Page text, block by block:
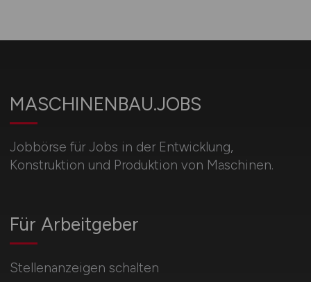
MASCHINENBAU.JOBS
Jobbörse für Jobs in der Entwicklung,
Konstruktion und Produktion von Maschinen.
Für Arbeitgeber
Stellenanzeigen schalten